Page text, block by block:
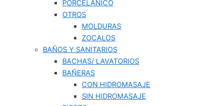
PORCELANICO
OTROS
MOLDURAS
ZOCALOS
BAÑOS Y SANITARIOS
BACHAS/ LAVATORIOS
BAÑERAS
CON HIDROMASAJE
SIN HIDROMASAJE